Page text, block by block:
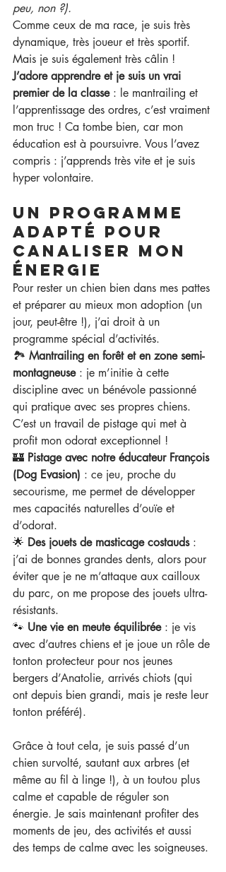
peu, non ?).
Comme ceux de ma race, je suis très
dynamique, très joueur et très sportif.
Mais je suis également très câlin !
J’adore apprendre et je suis un vrai
premier de la classe : le mantrailing et
l’apprentissage des ordres, c’est vraiment
mon truc ! Ca tombe bien, car mon
éducation est à poursuivre. Vous l’avez
compris : j’apprends très vite et je suis
hyper volontaire.
Un programme
adapté pour
canaliser mon
énergie
Pour rester un chien bien dans mes pattes
et préparer au mieux mon adoption (un
jour, peut-être !), j’ai droit à un
programme spécial d’activités.
🏞️ Mantrailing en forêt et en zone semi-
montagneuse : je m’initie à cette
discipline avec un bénévole passionné
qui pratique avec ses propres chiens.
C’est un travail de pistage qui met à
profit mon odorat exceptionnel !
🏰 Pistage avec notre éducateur François
(Dog Evasion) : ce jeu, proche du
secourisme, me permet de développer
mes capacités naturelles d’ouïe et
d’odorat.
🌟 Des jouets de masticage costauds :
j’ai de bonnes grandes dents, alors pour
éviter que je ne m’attaque aux cailloux
du parc, on me propose des jouets ultra-
résistants.
🐾 Une vie en meute équilibrée : je vis
avec d’autres chiens et je joue un rôle de
tonton protecteur pour nos jeunes
bergers d’Anatolie, arrivés chiots (qui
ont depuis bien grandi, mais je reste leur
tonton préféré).
Grâce à tout cela, je suis passé d’un
chien survolté, sautant aux arbres (et
même au fil à linge !), à un toutou plus
calme et capable de réguler son
énergie. Je sais maintenant profiter des
moments de jeu, des activités et aussi
des temps de calme avec les soigneuses.